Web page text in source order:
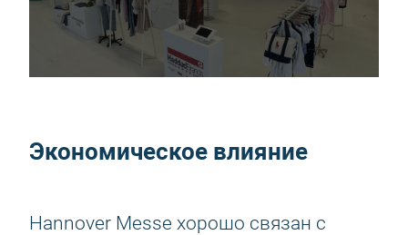
Экономическое влияние
Hannover Messe хорошо связан с